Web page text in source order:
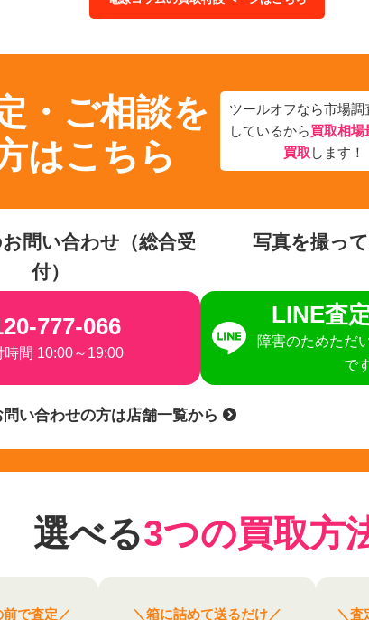
・ご相談を
はこちら
ツールオフなら市場調
しているから買取相場
買取 します！
問い合わせ（総合受
付）
777-066
時間 10:00～19:00
写真を撮っ
LINE査
障害のためただ
で
い合わせの方は店舗一覧から
選べる3つの買取方
前で査定／ ＼箱に詰めて送るだけ／ ＼査